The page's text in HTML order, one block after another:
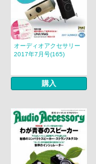
オーディオアクセサリー
2017年7月号(165)
購入